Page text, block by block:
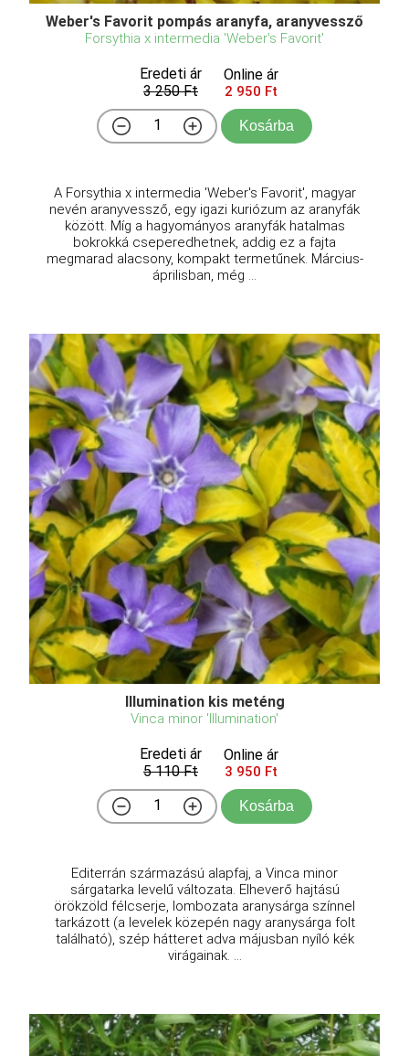
Weber's Favorit pompás aranyfa, aranyvessző
Forsythia x intermedia 'Weber's Favorit'
Eredeti ár
3 250 Ft
Online ár
2 950 Ft
Kosárba
A Forsythia x intermedia 'Weber's Favorit', magyar
nevén aranyvessző, egy igazi kuriózum az aranyfák
között. Míg a hagyományos aranyfák hatalmas
bokrokká cseperedhetnek, addig ez a fajta
megmarad alacsony, kompakt termetűnek. Március-
áprilisban, még ...
Illumination kis meténg
Vinca minor 'Illumination'
Eredeti ár
5 110 Ft
Online ár
3 950 Ft
Kosárba
Editerrán származású alapfaj, a Vinca minor
sárgatarka levelű változata. Elheverő hajtású
örökzöld félcserje, lombozata aranysárga színnel
tarkázott (a levelek közepén nagy aranysárga folt
található), szép hátteret adva májusban nyíló kék
virágainak. ...